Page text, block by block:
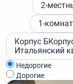
2-
1-
Корпус Б
Итальянский
Недорогие
Дорогие